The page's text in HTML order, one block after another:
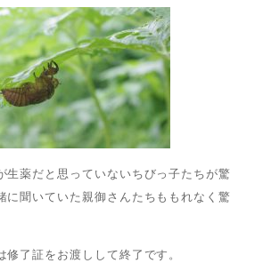
生薬だと思っていないちびっ子たちが驚
に聞いていた親御さんたちももれなく驚
修了証をお渡しして終了です。